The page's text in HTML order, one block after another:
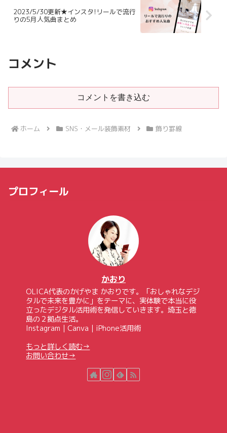
2023/5/30更新★インスタ!リールで流行
りの5月人気曲まとめ
コメント
コメントを書き込む
ホーム SNS・メール装飾素材 飾り罫線
プロフィール
かおり
OLICA代表のかげやま かおりです。「おしゃれなデジ
タルで未来を豊かに」をテーマに、実体験で本当に役
立ったデジタル活用術を発信していきます。埼玉と徳
島の２拠点生活。
Instagram｜Canva｜iPhone活用術
もっと詳しく読む→
お問い合わせ→